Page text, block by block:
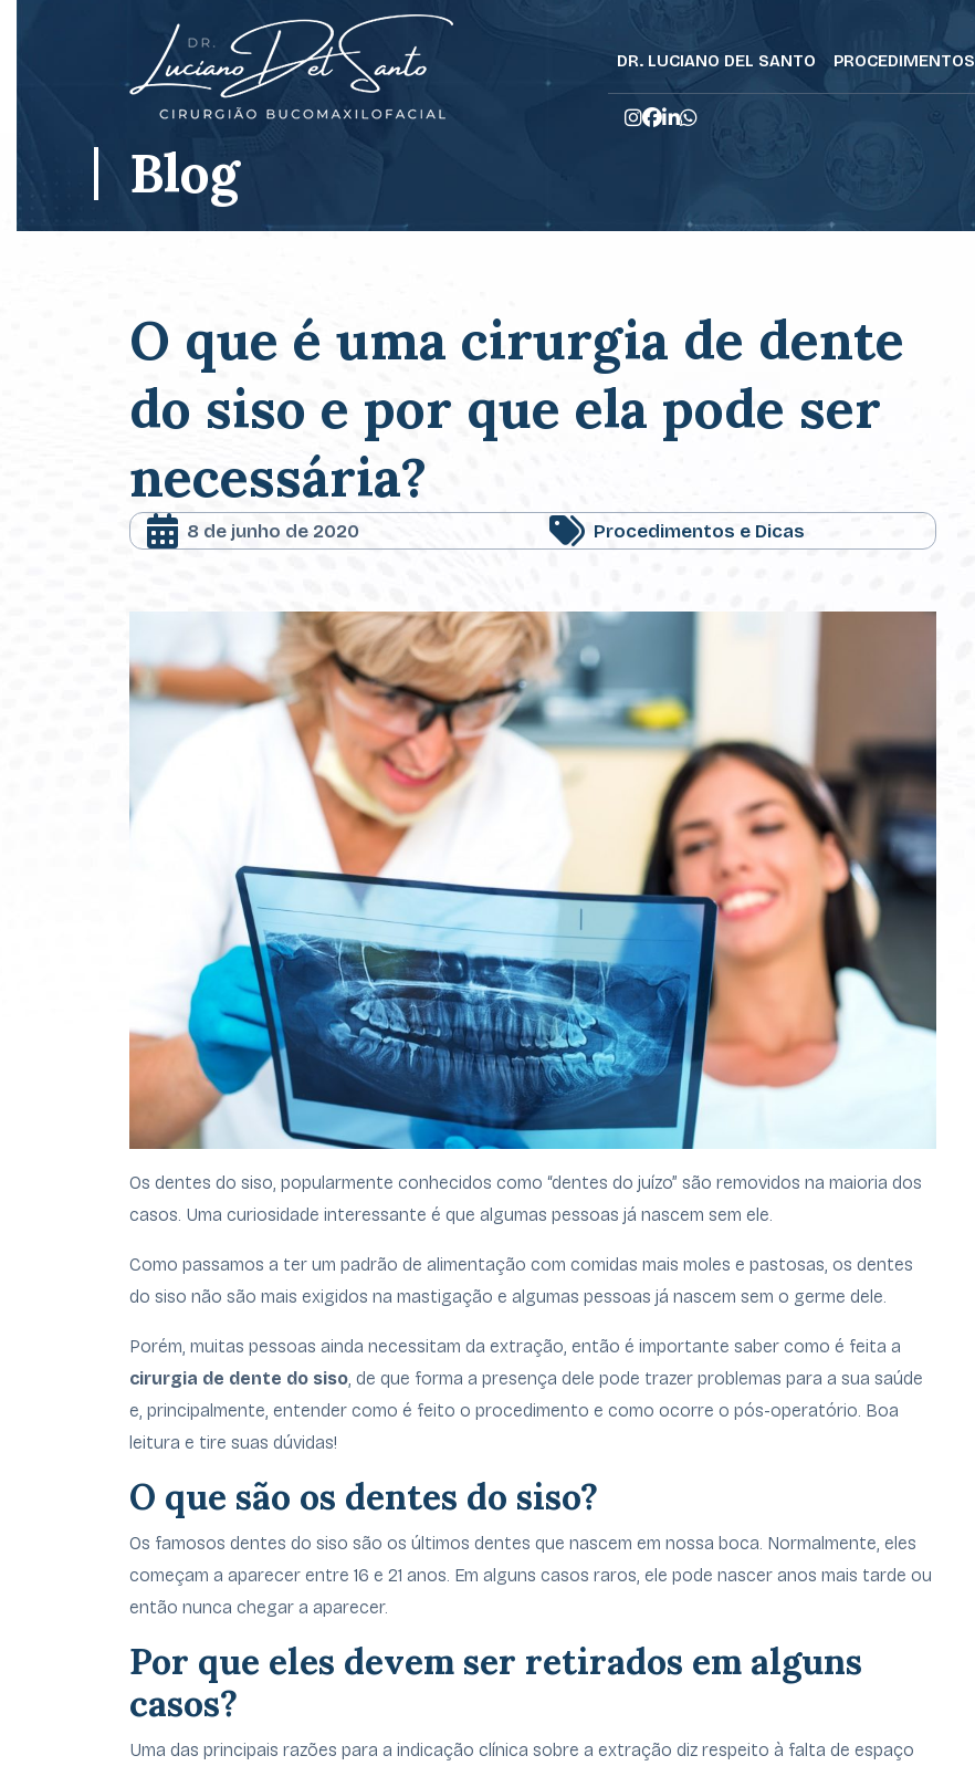
DR. LUCIANO DEL SANTO PROCEDIMENTOS
Blog
O que é uma cirurgia de dente
do siso e por que ela pode ser
necessária?
8 de junho de 2020 Procedimentos e Dicas
Os dentes do siso, popularmente conhecidos como “dentes do juízo” são removidos na maioria dos
casos. Uma curiosidade interessante é que algumas pessoas já nascem sem ele.
Como passamos a ter um padrão de alimentação com comidas mais moles e pastosas, os dentes
do siso não são mais exigidos na mastigação e algumas pessoas já nascem sem o germe dele.
Porém, muitas pessoas ainda necessitam da extração, então é importante saber como é feita a
cirurgia de dente do siso, de que forma a presença dele pode trazer problemas para a sua saúde
e, principalmente, entender como é feito o procedimento e como ocorre o pós-operatório. Boa
leitura e tire suas dúvidas!
O que são os dentes do siso?
Os famosos dentes do siso são os últimos dentes que nascem em nossa boca. Normalmente, eles
começam a aparecer entre 16 e 21 anos. Em alguns casos raros, ele pode nascer anos mais tarde ou
então nunca chegar a aparecer.
Por que eles devem ser retirados em alguns
casos?
Uma das principais razões para a indicação clínica sobre a extração diz respeito à falta de espaço